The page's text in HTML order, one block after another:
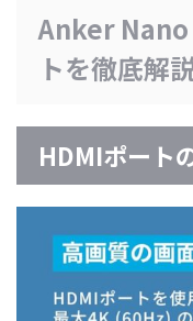
Anker Nano
トを徹底解
HDMIポート